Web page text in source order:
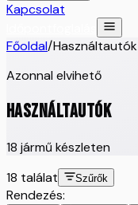
Kapcsolat
Főoldal/Használtautók
Azonnal elvihető
HASZNÁLTAUTÓK
18 jármű készleten
18 találat Szűrők
Rendezés: